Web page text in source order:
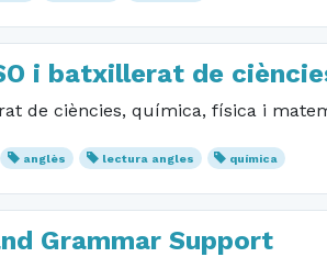
i batxillerat de
de ciències, química, física i
anglès lectura angles química
Grammar Support